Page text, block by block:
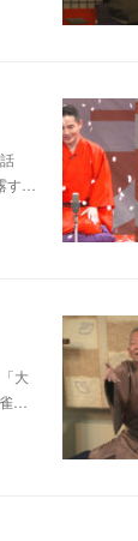
す…
大
…